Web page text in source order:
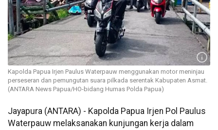
Kapolda Papua Irjen Paulus Waterpauw menggunakan motor meninjau
perseseran dan pemungutan suara pilkada serentak Kabupaten Asmat.
(ANTARA News Papua/HO-bidang Humas Polda Papua)
Jayapura (ANTARA) - Kapolda Papua Irjen Pol Paulus
Waterpauw melaksanakan kunjungan kerja dalam